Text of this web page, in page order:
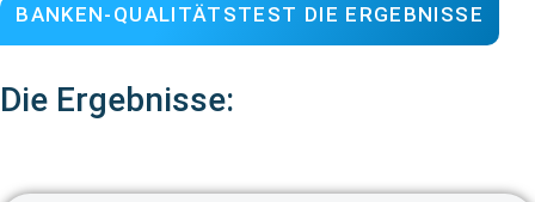
BANKEN-QUALITÄTSTEST DIE ERGEBNISSE
Die Ergebnisse: